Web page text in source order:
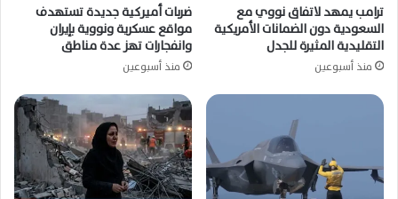
ترامب يمهد لاتفاق نووي مع
السعودية دون الضمانات الأمريكية
التقليدية المثيرة للجدل
منذ أسبوعين
ضربات أميركية جديدة تستهدف
مواقع عسكرية ونووية بإيران
وانفجارات تهز عدة مناطق
منذ أسبوعين